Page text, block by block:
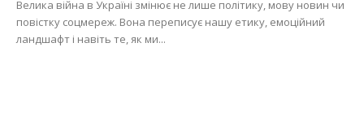
Велика війна в Україні змінює не лише політику, мову новин чи
повістку соцмереж. Вона переписує нашу етику, емоційний
ландшафт і навіть те, як ми...